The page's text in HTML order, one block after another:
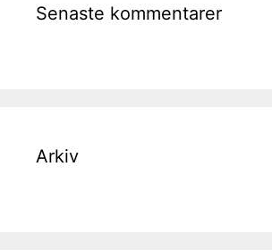
Senaste kommentarer
Arkiv